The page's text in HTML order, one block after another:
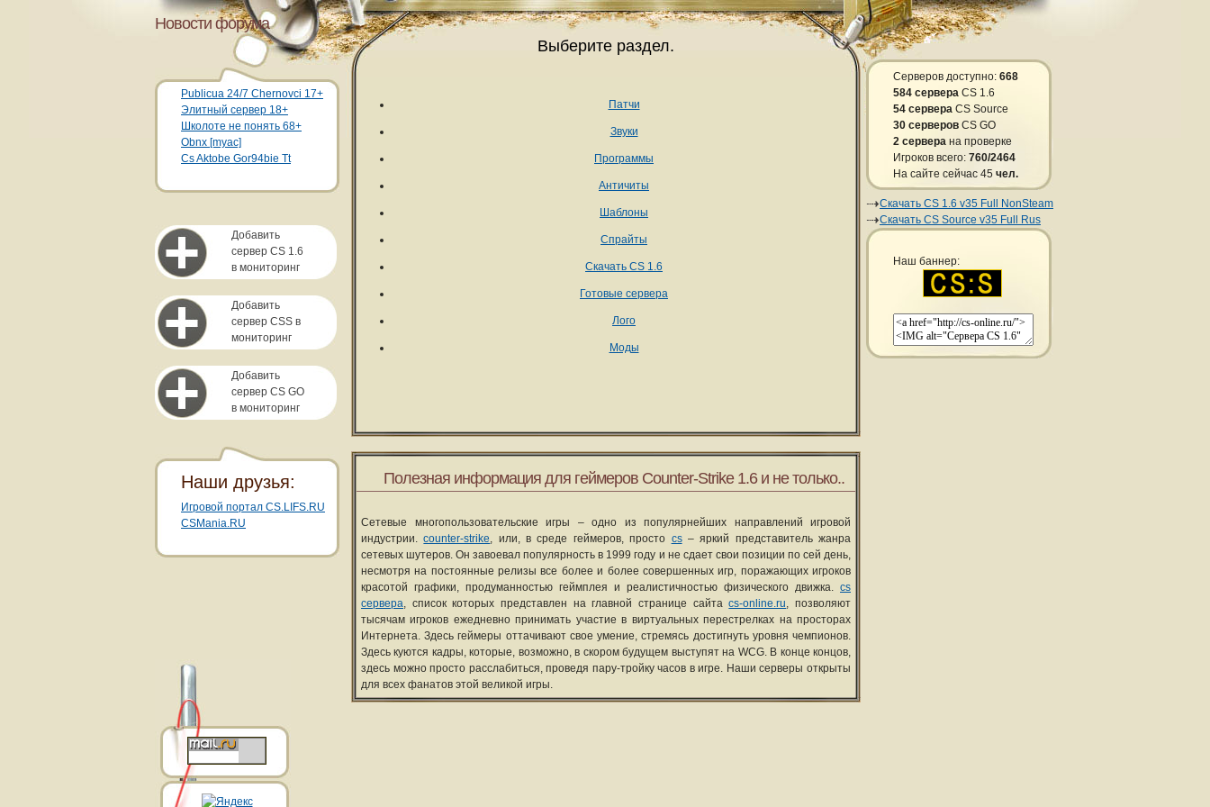
Новости форума
Publicua 24/7 Chernovci 17+
Элитный сервер 18+
Школоте не понять 68+
Obnx [myac]
Cs Aktobe Gor94bie Tt
Добавить
сервер CS 1.6
в мониторинг
Добавить
сервер CSS в
мониторинг
Добавить
сервер CS GO
в мониторинг
Серверов доступно: 668
584 сервера CS 1.6
54 сервера CS Source
30 серверов CS GO
2 сервера на проверке
Игроков всего: 760/2464
На сайте сейчас 45 чел.
Скачать CS 1.6 v35 Full NonSteam
Скачать CS Source v35 Full Rus
Наш баннер:
Выберите раздел.
Патчи
Звуки
Программы
Античиты
Шаблоны
Спрайты
Скачать CS 1.6
Готовые сервера
Лого
Моды
Полезная информация для геймеров Counter-Strike 1.6 и не только..
Сетевые многопользовательские игры – одно из популярнейших направлений игровой
индустрии.counter-strike, или, в среде геймеров, просто cs– яркий представитель жанра
сетевых шутеров. Он завоевал популярность в 1999 году и не сдает свои позиции по сей день,
несмотря на постоянные релизы все более и более совершенных игр, поражающих игроков
красотой графики, продуманностью геймплея и реалистичностью физического движка. cs
сервера, список которых представлен на главной странице сайтаcs-online.ru, позволяют
тысячам игроков ежедневно принимать участие в виртуальных перестрелках на просторах
Интернета. Здесь геймеры оттачивают свое умение, стремясь достигнуть уровня чемпионов.
Здесь куются кадры, которые, возможно, в скором будущем выступят на WCG. В конце концов,
здесь можно просто расслабиться, проведя пару-тройку часов в игре. Наши серверы открыты
для всех фанатов этой великой игры.
Наши друзья:
Игровой портал CS.LIFS.RU
CSMania.RU